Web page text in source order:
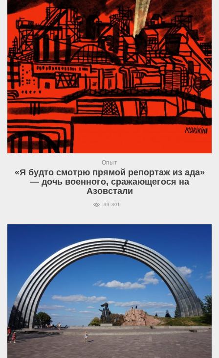
Опыт
«Я будто смотрю прямой репортаж из ада»
— дочь военного, сражающегося на
Азовстали
39 301